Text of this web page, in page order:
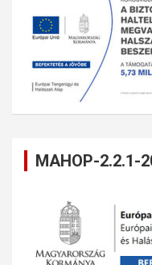
MAHOP-2.2.1-